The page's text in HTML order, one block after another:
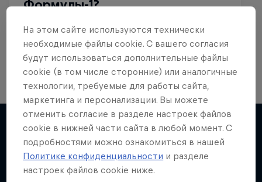
Еще
На этом сайте иcпользуются технически
необходимые файлы cookie. С вашего согласия
будут использоваться дополнительные файлы
cookie (в том числе сторонние) или аналогичные
технологии, требуемые для работы сайта,
маркетинга и персонализации. Вы можете
отменить согласие в разделе настроек файлов
cookie в нижней части сайта в любой момент. С
подробностями можно ознакомиться в нашей
Политике конфиденциальности и разделе
настроек файлов cookie ниже.